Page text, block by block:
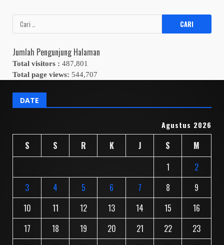
Cari
untuk:
Jumlah Pengunjung Halaman
Total visitors : 487,801
Total page views: 544,707
DATE
Agustus 2026
S S R K J S
M
1
2
3
4 5 6 7 8
9
10
11 12 13 14 15
16
17
18 19 20 21 22
23